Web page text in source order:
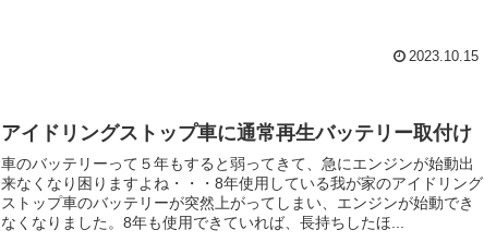
2023.10.15
アイドリングストップ車に通常再生バッテリー取付け
車のバッテリーって５年もすると弱ってきて、急にエンジンが始動出
来なくなり困りますよね・・・8年使用している我が家のアイドリング
ストップ車のバッテリーが突然上がってしまい、エンジンが始動でき
なくなりました。8年も使用できていれば、長持ちしたほ...